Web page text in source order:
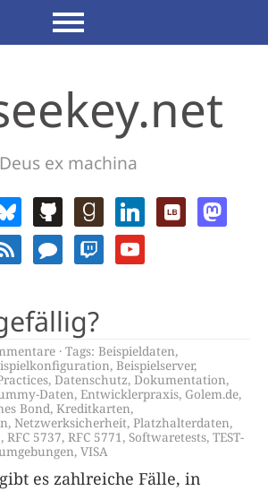
Deus ex machina
Tags: Beispieldaten,
, Beispielserver,
, Datenschutz, Dokumentation,
Daten, Entwicklerpraxis, Golem.de,
Bond, Kreditkarten,
, Netzwerksicherheit, Platzhalterdaten,
, RFC 5737, RFC 5771 , Softwaretests, TEST-
, VISA
es zahlreiche Fälle, in